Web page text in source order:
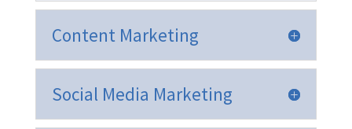
Content Marketing
Social Media Marketing